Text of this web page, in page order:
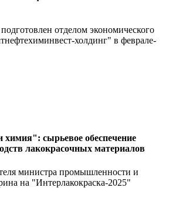
отделом экономического
холдинг" в феврале-
сырьевое обеспечение
лакокрасочных материалов
министра промышленности и
на "Интерлакокраска-2025"